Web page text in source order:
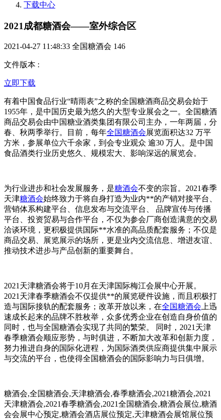
下载中心
2021成都糖酒会——室外综合区
2021-04-27 11:48:33 全国糖酒会 146
文件版本 :
立即下载
有着中国食品行业“晴雨表”之称的全国糖酒商品交易会始于
1955年，是中国历史最为悠久的大型专业展会之一。全国糖酒
商品交易会由中国糖业酒类集团有限公司主办，一年两届，分
春、秋两季举行。目前，每年全国糖酒会展览面积达32 万平
方米，参展单位六千余家，到会专业观众 逾30 万人。是中国
食品酒类行业历史悠久、规模宏大、影响深远的展览会。
为行业进步和社会发展服务，是糖酒会不变的宗旨。2021春季
天津糖酒会始终致力于将自身打造为业内**的产销对接平台、
营销体系构建平台、信息发布与交流平台、 品牌宣传与传播
平台、投资贸易与合作平台，不仅为参会厂商创造满意的交易
洽谈环境，更积极提供国际**水准的高品质配套服务；不仅是
商品交易、展览展示的场所，更是业内交流信息、增进友谊、
推动技术进步与产品创新的重要舞台。
2021天津糖酒会将于10月在天津国际梅江会展中心开展。
2021天津春季糖酒会不仅提供**的展览硬件设施，而且积极打
造与国际接轨的配套服务；改革开放以来，在全国糖酒会上迅
速成长起来的品牌不胜枚举，众多优秀企业在创造自身价值的
同时，也与全国糖酒会实现了共同的繁荣。 同时，2021天津
春季糖酒会顺应形势，与时俱进，不断加大改革和创新力度，
努力推进自身的国际化进程，为国际酒类供应商提供集中展示
与交流的平台，也使得全国糖酒会的国际影响力与日俱增。
糖酒会,全国糖酒会,天津糖酒会,春季糖酒会,2021糖酒会,2021
天津糖酒会,2021春季糖酒会,2021全国糖酒会,糖酒会展位,糖酒
会会展中心预定,糖酒会酒店展位预定,天津糖酒会展馆展位预